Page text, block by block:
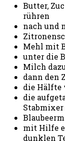
Butter,
rühren
nach und
Mehl mit
unter die
Milch
dann den
die Hälfte
die
mit Hilfe
dunklen